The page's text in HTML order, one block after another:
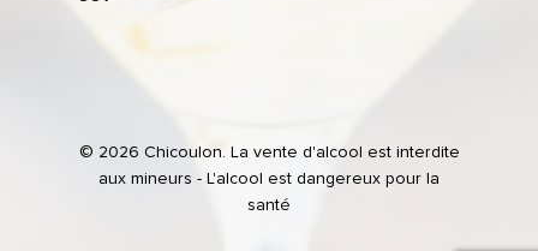
© 2026 Chicoulon. La vente d'alcool est interdite
aux mineurs - L'alcool est dangereux pour la
santé